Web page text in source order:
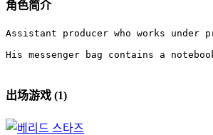
角色简介
Assistant producer who works
His messenger bag contains a
出场游戏 (1)